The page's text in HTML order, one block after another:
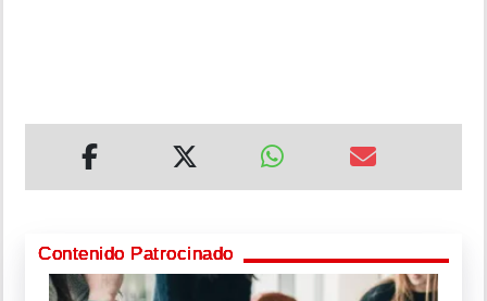
Contenido Patrocinado